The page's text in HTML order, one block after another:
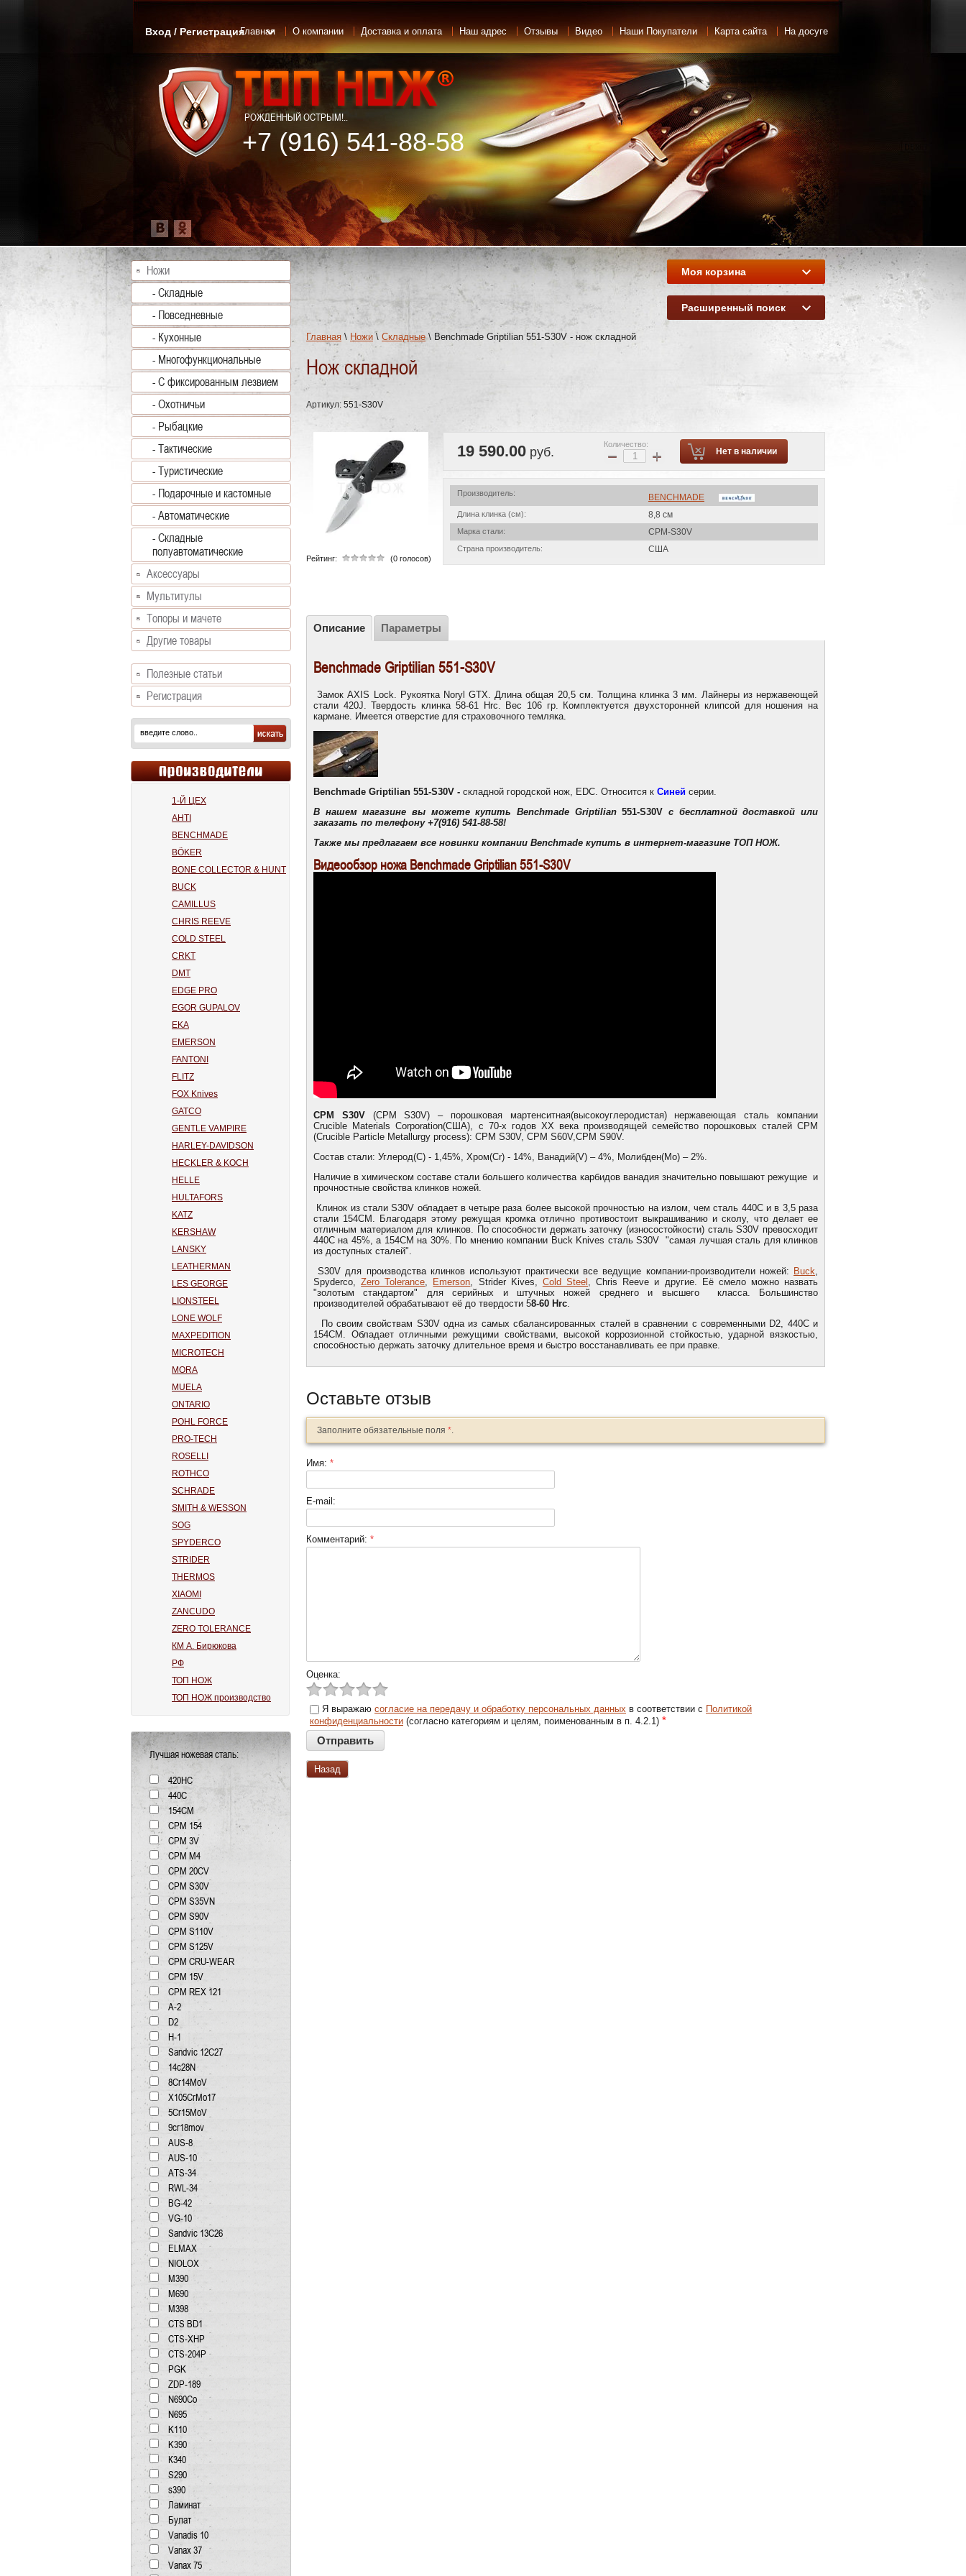
Главная О компании Доставка и оплата Наш адрес Отзывы Видео Наши Покупатели Карта сайта На досуге
Вход / Регистрация
РОЖДЕННЫЙ ОСТРЫМ!..
+7 (916) 541-88-58
Моя корзина
Расширенный поиск
Главная \ Ножи \ Складные\ Benchmade Griptilian 551-S30V - нож складной
Нож складной
Артикул: 551-S30V
Рейтинг: (0 голосов)
19 590.00 руб.
Количество:
− + Нет в наличии
Производитель: BENCHMADE
Длина клинка (см): 8,8 см
Марка стали: CPM-S30V
Страна производитель: США
Описание Параметры
Benchmade Griptilian 551-S30V
Замок AXIS Lock. Рукоятка Noryl GTX. Длина общая 20,5 см. Толщина клинка 3 мм. Лайнеры из нержавеющей
стали 420J. Твердость клинка 58-61 Hrc. Вес 106 гр. Комплектуется двухсторонней клипсой для ношения на
кармане. Имеется отверстие для страховочного темляка.
Benchmade Griptilian 551-S30V - складной городской нож, EDC. Относится к Синей серии.
В нашем магазине вы можете купить Benchmade Griptilian551-S30V с бесплатной доставкой или
заказать по телефону +7(916) 541-88-58!
Также мы предлагаем все новинки компании Benchmade купить в интернет-магазине ТОП НОЖ.
Видеообзор ножа Benchmade Griptilian 551-S30V
CPM S30V (СРМ S30V) – порошковая мартенситная(высокоуглеродистая) нержавеющая сталь компании
Crucible Materials Corporation(США), с 70-х годов XX века производящей семейство порошковых сталей CPM
(Crucible Particle Metallurgy process): СРМ S30V, СРМ S60V,СРМ S90V.
Состав стали: Углерод(C) - 1,45%, Хром(Cr) - 14%, Ванадий(V) – 4%, Молибден(Мо) – 2%.
Наличие в химическом составе стали большего количества карбидов ванадия значительно повышают режущие и
прочностные свойства клинков ножей.
Клинок из стали S30V обладает в четыре раза более высокой прочностью на излом, чем сталь 440С и в 3,5 раза
стали 154СМ. Благодаря этому режущая кромка отлично противостоит выкрашиванию и сколу, что делает ее
отличным материалом для клинков. По способности держать заточку (износостойкости) сталь S30V превосходит
440С на 45%, а 154СМ на 30%. По мнению компании Buck Knives сталь S30V "самая лучшая сталь для клинков
из доступных сталей".
S30V для производства клинков используют практически все ведущие компании-производители ножей: Buck
Spyderco,Zero Tolerance Emerson , Strider Kives, Cold Steel
, Chris Reeve и другие. Её смело можно назвать
"золотым стандартом" для серийных и штучных ножей среднего и высшего класса. Большинство
производителей обрабатывают её до твердости 58-60 Hrc
По своим свойствам S30V одна из самых сбалансированных сталей в сравнении с современными D2, 440C и
154CM. Обладает отличными режущими свойствами, высокой коррозионной стойкостью, ударной вязкостью,
способностью держать заточку длительное время и быстро восстанавливать ее при правке.
Оставьте отзыв
Заполните обязательные поля *.
Имя: *
E-mail:
Комментарий: *
Оценка:
Я выражаю согласие на передачу и обработку персональных данных в соответствии с Политикой
конфиденциальности (согласно категориям и целям, поименованным в п. 4.2.1) *
Назад
Ножи
- Складные
- Повседневные
- Кухонные
- Многофункциональные
- С фиксированным лезвием
- Охотничьи
- Рыбацкие
- Тактические
- Туристические
- Подарочные и кастомные
- Автоматические
- Складные
полуавтоматические
Аксессуары
Мультитулы
Топоры и мачете
Другие товары
Полезные статьи
Регистрация
1-Й ЦЕХ
AHTI
BENCHMADE
BÖKER
BONE COLLECTOR & HUNT
BUCK
CAMILLUS
CHRIS REEVE
COLD STEEL
CRKT
DMT
EDGE PRO
EGOR GUPALOV
EKA
EMERSON
FANTONI
FLITZ
FOX Knives
GATCO
GENTLE VAMPIRE
HARLEY-DAVIDSON
HECKLER & KOCH
HELLE
HULTAFORS
KATZ
KERSHAW
LANSKY
LEATHERMAN
LES GEORGE
LIONSTEEL
LONE WOLF
MAXPEDITION
MICROTECH
MORA
MUELA
ONTARIO
POHL FORCE
PRO-TECH
ROSELLI
ROTHCO
SCHRADE
SMITH & WESSON
SOG
SPYDERCO
STRIDER
THERMOS
XIAOMI
ZANCUDO
ZERO TOLERANCE
КМ А. Бирюкова
РФ
ТОП НОЖ
ТОП НОЖ производство
Лучшая ножевая сталь:
420HC
440C
154СМ
CPM 154
CPM 3V
CPM M4
CPM 20CV
CPM S30V
CPM S35VN
CPM S90V
CPM S110V
CPM S125V
CPM CRU-WEAR
CPM 15V
CPM REX 121
А-2
D2
H-1
Sandvic 12C27
14c28N
8Cr14MoV
X105CrMo17
5Cr15MoV
9cr18mov
AUS-8
AUS-10
ATS-34
RWL-34
BG-42
VG-10
Sandvic 13C26
ELMAX
NIOLOX
М390
М690
М398
CTS BD1
CTS-XHP
CTS-204P
PGK
ZDP-189
N690Co
N695
K110
K390
К340
S290
s390
Ламинат
Булат
Vanadis 10
Vanax 37
Vanax 75